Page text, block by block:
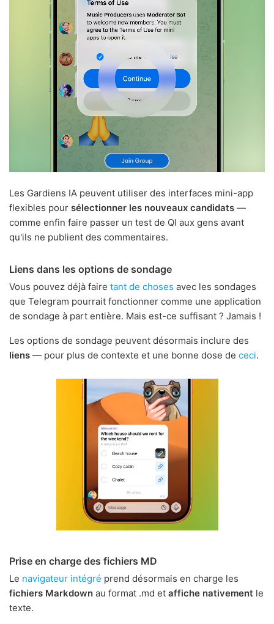
Les Gardiens IA peuvent utiliser des interfaces mini-app
flexibles pour sélectionner les nouveaux candidats —
comme enfin faire passer un test de QI aux gens avant
qu'ils ne publient des commentaires.
Liens dans les options de sondage
Vous pouvez déjà faire tant de choses avec les sondages
que Telegram pourrait fonctionner comme une application
de sondage à part entière. Mais est-ce suffisant ? Jamais !
Les options de sondage peuvent désormais inclure des
liens — pour plus de contexte et une bonne dose de ceci.
Prise en charge des fichiers MD
Le navigateur intégré prend désormais en charge les
fichiers Markdown au format .md et affiche nativement le
texte.